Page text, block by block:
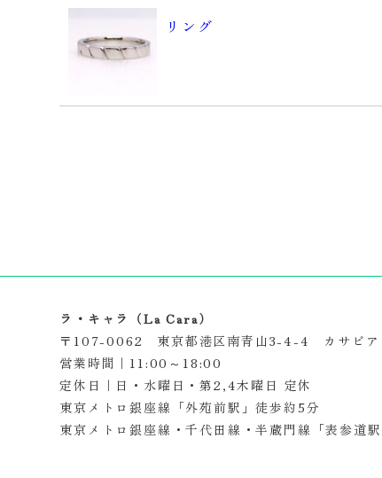
リング
ラ・キャラ（La Cara）
〒107-0062 東京都港区南青山3-4-4 カサビア
営業時間｜11:00～18:00
定休日｜日・水曜日・第2,4木曜日 定休
東京メトロ銀座線「外苑前駅」徒歩約5分
東京メトロ銀座線・千代田線・半蔵門線「表参道